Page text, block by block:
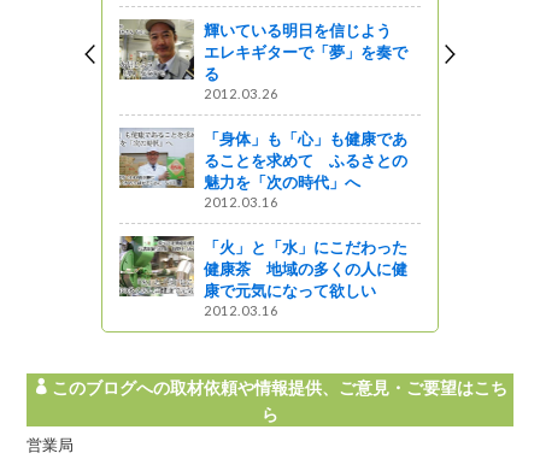
輝いている明日を信じよう
エレキギターで「夢」を奏で
る
2012.03.26
「身体」も「心」も健康であ
ることを求めて ふるさとの
魅力を「次の時代」へ
2012.03.16
「火」と「水」にこだわった
健康茶 地域の多くの人に健
康で元気になって欲しい
2012.03.16
このブログへの取材依頼や情報提供、ご意見・ご要望はこち
ら
営業局